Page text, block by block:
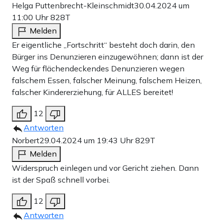
Helga Puttenbrecht-Kleinschmidt30.04.2024 um
11:00 Uhr828T
Melden
Er eigentliche „Fortschritt“ besteht doch darin, den
Bürger ins Denunzieren einzugewöhnen; dann ist der
Weg für flächendeckendes Denunzieren wegen
falschem Essen, falscher Meinung, falschem Heizen,
falscher Kindererziehung, für ALLES bereitet!
12
Antworten
Norbert29.04.2024 um 19:43 Uhr829T
Melden
Widerspruch einlegen und vor Gericht ziehen. Dann
ist der Spaß schnell vorbei.
12
Antworten